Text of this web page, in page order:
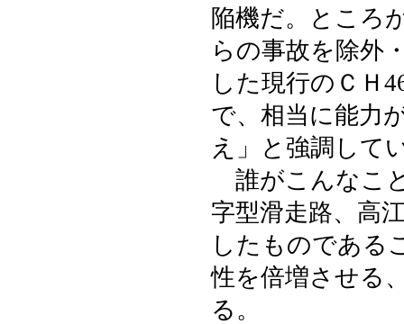
陥機だ。ところ
らの事故を除外
した現行のＣＨ
で、相当に能力
え」と強調して
誰がこんなこ
字型滑走路、高
したものである
性を倍増させる
る。